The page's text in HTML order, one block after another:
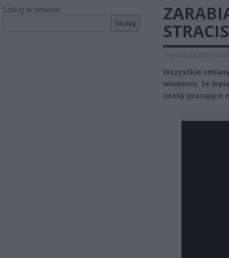
Szukaj w serwisie
Szukaj
7 września 2021 15:02
Wszystkie
wiadomo, że
osoby pracujące